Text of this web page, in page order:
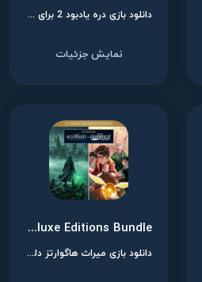
دانلود بازی دره یادبود 2 برای نینتندو سوییچ
نمایش جزئیات
Hogwarts Legacy + Harry Potter: Quidditch Champions Deluxe Editions Bundle
دانلود بازی میراث هاگوارتز دلوکس ادیشن برای نینتندو سوییچ